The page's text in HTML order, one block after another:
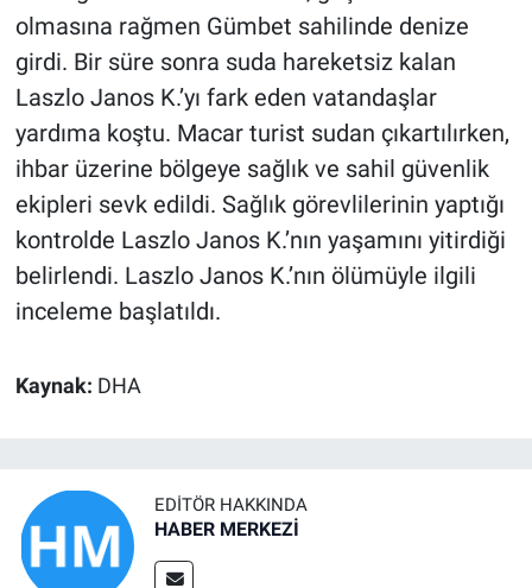
olmasına rağmen Gümbet sahilinde denize
girdi. Bir süre sonra suda hareketsiz kalan
Laszlo Janos K.’yı fark eden vatandaşlar
yardıma koştu. Macar turist sudan çıkartılırken,
ihbar üzerine bölgeye sağlık ve sahil güvenlik
ekipleri sevk edildi. Sağlık görevlilerinin yaptığı
kontrolde Laszlo Janos K.’nın yaşamını yitirdiği
belirlendi. Laszlo Janos K.’nın ölümüyle ilgili
inceleme başlatıldı.
Kaynak: DHA
EDITÖR HAKKINDA
HABER MERKEZİ